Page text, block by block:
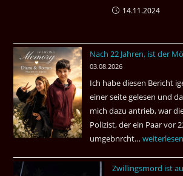
14.11.2024
Nach 22 Jahren, ist der
03.08.2026
Ich habe diesen Bericht
einer seite gelesen und
mich dazu antrieb, war
Polizist, der ein Paar vor
umgebnrcht…Nach
Jahren,
weiterlesen
Zwillingsmord ist